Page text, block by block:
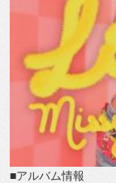
■アルバム情報